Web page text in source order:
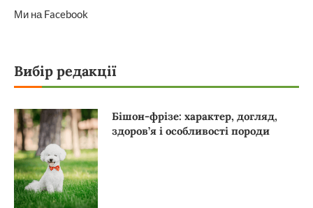
Ми на Facebook
Вибір редакції
Бішон-фрізе: характер, догляд,
здоров’я і особливості породи